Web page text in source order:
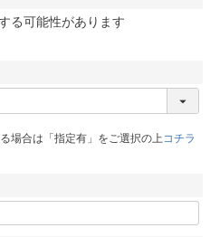
る可能性があります
場合は「指定有」をご選択の上コチラ